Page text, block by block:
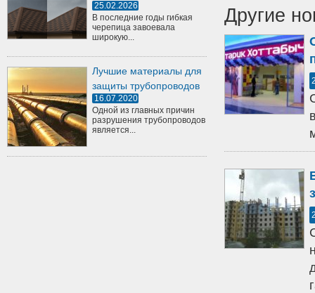
25.02.2026
В последние годы гибкая
черепица завоевала
широкую...
Лучшие материалы для
защиты трубопроводов
16.07.2020
Одной из главных причин
разрушения трубопроводов
является...
Другие